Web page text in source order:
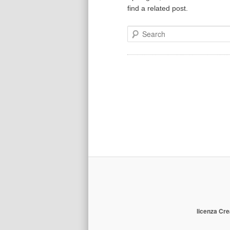
find a related post.
Search
licenza